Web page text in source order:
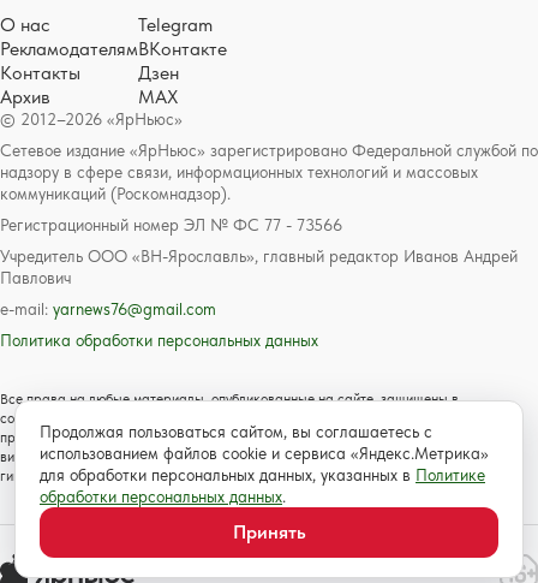
© 2012–2026 «ЯрНьюс»
Сетевое издание «ЯрНьюс» зарегистрировано Федеральной службой по
надзору в сфере связи, информационных технологий и массовых
коммуникаций (Роскомнадзор).
Регистрационный номер ЭЛ № ФС 77 - 73566
Учредитель ООО «ВН-Ярославль», главный редактор Иванов Андрей
Павлович
e-mail: yarnews76@gmail.com
Политика обработки персональных данных
Все права на любые материалы, опубликованные на сайте, защищены в
соответствии с российским и международным законодательством об авторском
праве и смежных правах. Любое использование текстовых, фото, аудио и
видеоматериалов возможно только с согласия правообладателя с обязательной
гиперссылкой на сайт https://www.yarnews.net; Для детей старше 16 лет.
О нас
Рекламодателям
Контакты
Архив
Telegram
ВКонтакте
Дзен
MAX
Продолжая пользоваться сайтом, вы соглашаетесь с
использованием файлов cookie и сервиса «Яндекс.Метрика»
для обработки персональных данных, указанных в Политике
обработки персональных данных.
Принять